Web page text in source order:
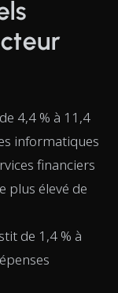
4,4 % à 11,4
informatiques
financiers
plus élevé de
de 1,4 % à